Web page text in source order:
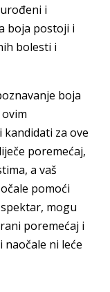
i
boja postoji i
bolesti i
boja
za ove
poremećaj,
a vaš
pomoći
mogu
poremećaj i
naočale ni leće